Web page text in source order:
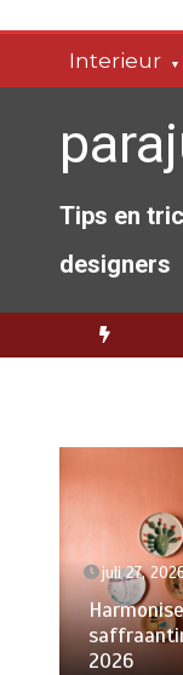
Interieur
Tips en
designers
juli 27,
2026